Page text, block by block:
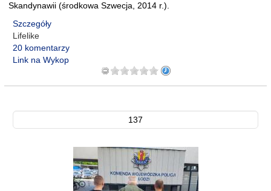
Skandynawii (środkowa Szwecja, 2014 r.).
Szczegóły
Lifelike
20 komentarzy
Link na Wykop
137